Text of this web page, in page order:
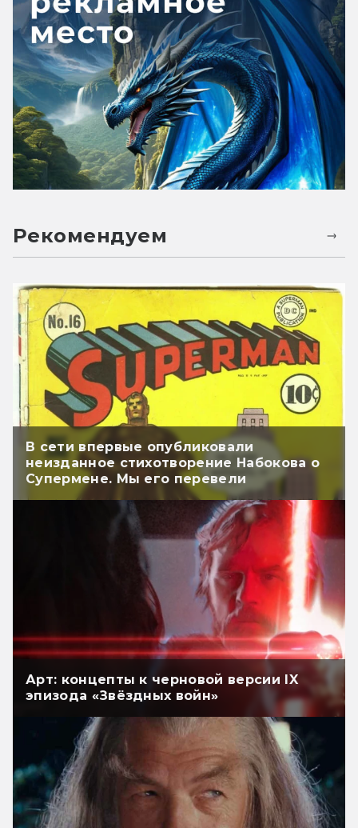
Рекомендуем
В сети впервые опубликовали
неизданное стихотворение Набокова о
Супермене. Мы его перевели
Арт: концепты к черновой версии IX
эпизода «Звёздных войн»